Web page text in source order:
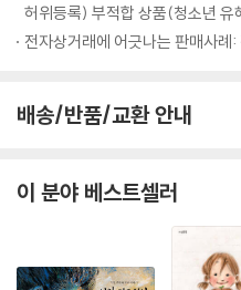
허위등록) 부적합 상품(청소년
전자상거래에 어긋나는 판매사례:
배송/반품/교환 안내
이 분야 베스트셀러